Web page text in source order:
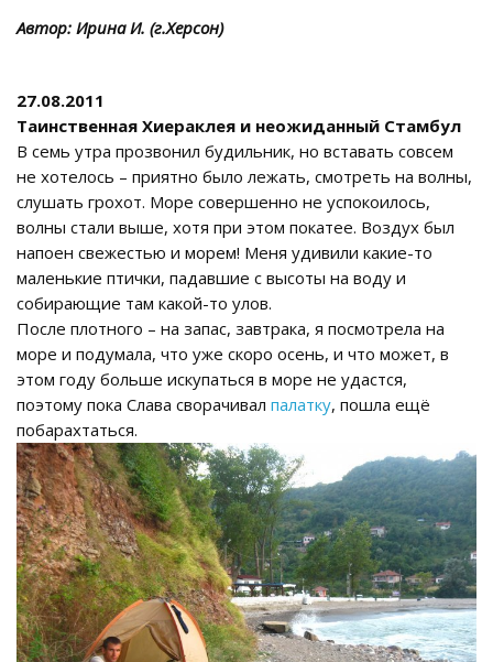
Автор: Ирина И. (г.Херсон)
27.08.2011
Таинственная Хиераклея и неожиданный Стамбул
В семь утра прозвонил будильник, но вставать совсем
не хотелось – приятно было лежать, смотреть на волны,
слушать грохот. Море совершенно не успокоилось,
волны стали выше, хотя при этом покатее. Воздух был
напоен свежестью и морем! Меня удивили какие-то
маленькие птички, падавшие с высоты на воду и
собирающие там какой-то улов.
После плотного – на запас, завтрака, я посмотрела на
море и подумала, что уже скоро осень, и что может, в
этом году больше искупаться в море не удастся,
поэтому пока Слава сворачивал палатку, пошла ещё
побарахтаться.